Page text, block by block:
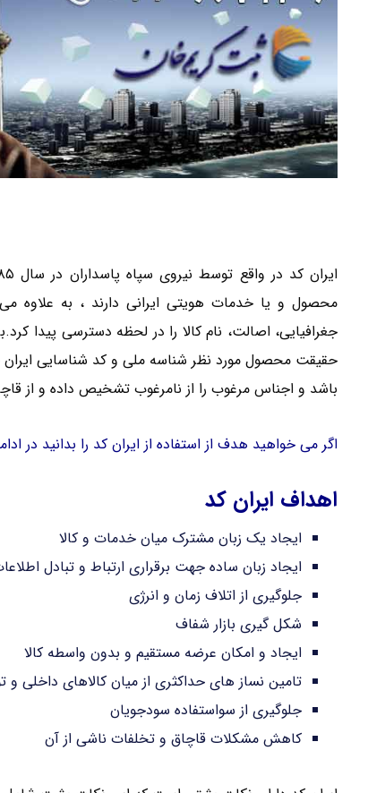
محصول و یا خدمات هویتی ایرانی دارند ، به علاوه
جغرافیایی، اصالت، نام کالا را در لحظه دسترسی پیدا
حقیقت محصول مورد نظر شناسه ملی و کد شناسایی
باشد و اجناس مرغوب را از نامرغوب تشخیص داده و از
اگر می خواهید هدف از استفاده از ایران کد را بدانید در
اهداف ایران کد
ایجاد یک زبان مشترک میان خدمات و کالا
ایجاد زبان ساده جهت برقراری ارتباط و تبادل
جلوگیری از اتلاف زمان و انرژی
شکل گیری بازار شفاف
ایجاد و امکان عرضه مستقیم و بدون واسطه کالا
تامین نساز های حداکثری از میان کالاهای داخلی و
جلوگیری از سواستفاده سودجویان
کاهش مشکلات قاچاق و تخلفات ناشی از آن